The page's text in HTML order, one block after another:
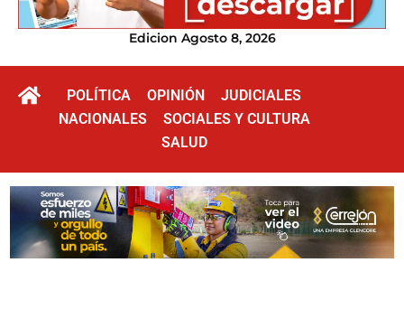
Edicion Agosto 8, 2026
POLÍTICA OPINIÓN
JUDICIALES
NACIONALES
SOCIALES Y CULTURA
SALUD